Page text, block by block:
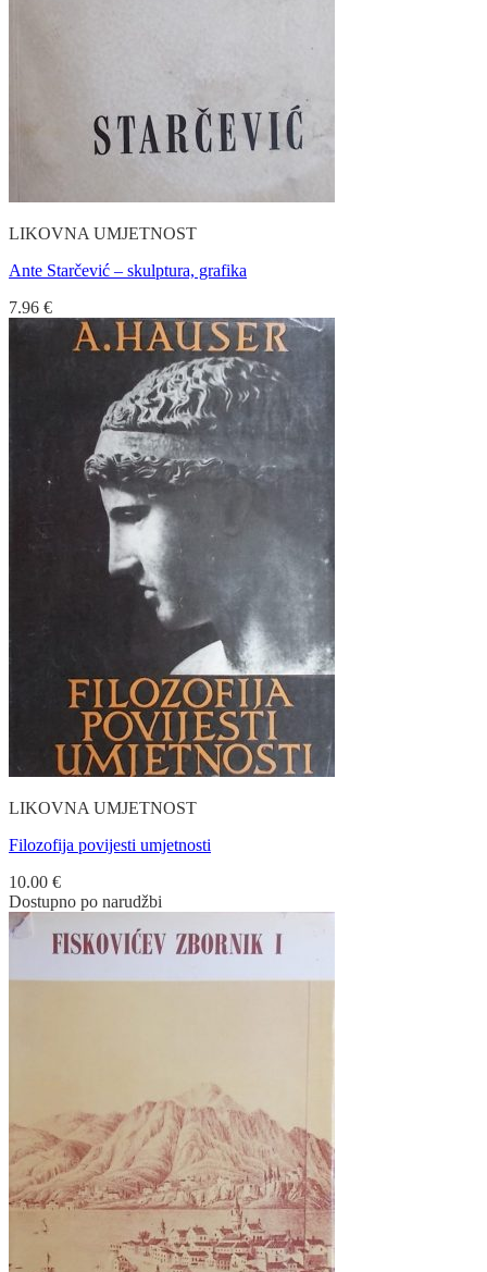
LIKOVNA UMJETNOST
Ante Starčević – skulptura, grafika
7.96 €
LIKOVNA UMJETNOST
Filozofija povijesti umjetnosti
10.00 €
Dostupno po narudžbi